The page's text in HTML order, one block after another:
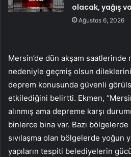
olacak, yağış
Ağustos 6, 2026
Mersin’de dün akşam
nedeniyle geçmiş olsun
deprem konusunda güvenli
etkilediğini belirtti. Ekmen,
alınmış ama depreme karşı
binlerce bina var. Bazı bölgelerde
sıvılaşma olan bölgelerde yoğun
yapıların tespiti belediyelerin